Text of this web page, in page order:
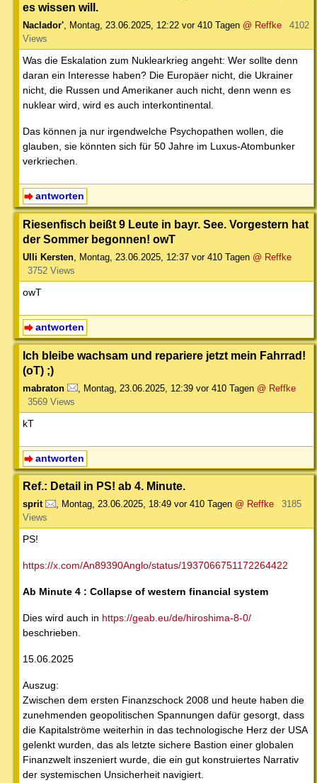
es wissen will.
Naclador', Montag, 23.06.2025, 12:22 vor 410 Tagen @ Reffke
4102
Views
Was die Eskalation zum Nuklearkrieg angeht: Wer sollte denn
daran ein Interesse haben? Die Europäer nicht, die Ukrainer
nicht, die Russen und Amerikaner auch nicht, denn wenn es
nuklear wird, wird es auch interkontinental.
Das können ja nur irgendwelche Psychopathen wollen, die
glauben, sie könnten sich für 50 Jahre im Luxus-Atombunker
verkriechen.
antworten
Riesenfisch beißt 9 Leute in bayr. See. Vorgestern hat
der Sommer begonnen! owT
Ulli Kersten Montag, 23.06.2025, 12:37 vor 410 Tagen @ Reffke
3752 Views
owT
antworten
Ich bleibe wachsam und repariere jetzt mein Fahrrad!
(oT) ;)
mabraton Montag, 23.06.2025, 12:39 vor 410 Tagen @ Reffke
3569 Views
kT
antworten
Ref.: Detail in PS! ab 4. Minute.
sprit , Montag, 23.06.2025, 18:49 vor 410 Tagen @ Reffke
3185
Views
PS!
https://x.com/An89390Anglo/status/1937066751172264422
Ab Minute 4 : Collapse of western financial system
Dies wird auch in https://geab.eu/de/hiroshima-8-0/
beschrieben.
15.06.2025
Auszug:
Zwischen dem ersten Finanzschock 2008 und heute haben die
zunehmenden geopolitischen Spannungen dafür gesorgt, dass
die Kapitalströme weiterhin in das technologische Herz der USA
gelenkt wurden, das als letzte sichere Bastion einer globalen
Finanzwelt inszeniert wurde, die ein gut konstruiertes Narrativ
der systemischen Unsicherheit navigiert.